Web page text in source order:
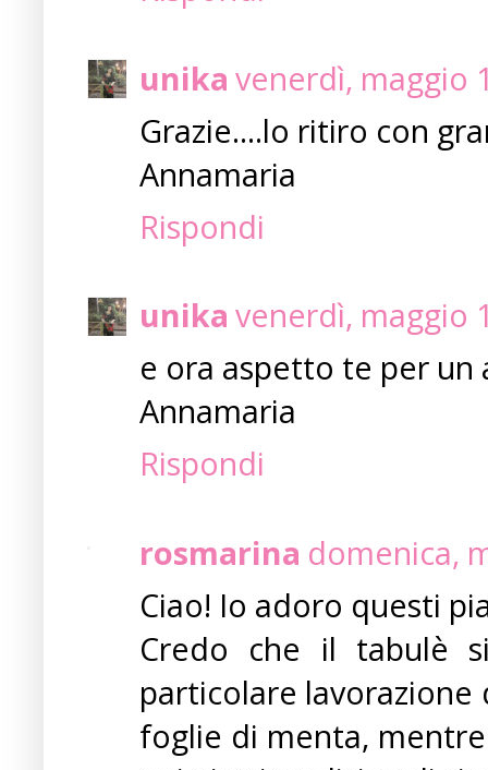
unika venerdì, maggio
Grazie....lo ritiro con
Annamaria
Rispondi
unika venerdì, maggio
e ora aspetto te per
Annamaria
Rispondi
rosmarina domenica,
Ciao! Io adoro questi
Credo che il tabulè
particolare
foglie di menta,